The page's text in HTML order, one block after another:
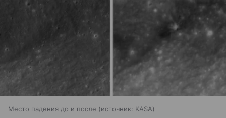
Место падения до и после источник: KASA